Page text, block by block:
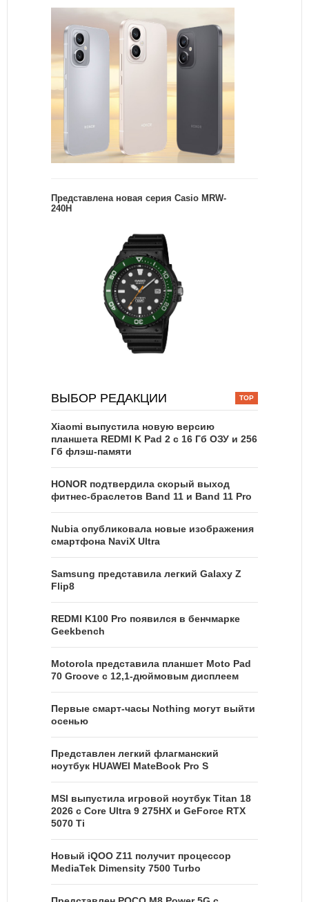
Представлена новая серия Casio MRW-
240H
ВЫБОР РЕДАКЦИИ
Xiaomi выпустила новую версию
планшета REDMI K Pad 2 с 16 Гб ОЗУ и 256
Гб флэш-памяти
HONOR подтвердила скорый выход
фитнес-браслетов Band 11 и Band 11 Pro
Nubia опубликовала новые изображения
смартфона NaviX Ultra
Samsung представила легкий Galaxy Z
Flip8
REDMI K100 Pro появился в бенчмарке
Geekbench
Motorola представила планшет Moto Pad
70 Groove с 12,1-дюймовым дисплеем
Первые смарт-часы Nothing могут выйти
осенью
Представлен легкий флагманский
ноутбук HUAWEI MateBook Pro S
MSI выпустила игровой ноутбук Titan 18
2026 с Core Ultra 9 275HX и GeForce RTX
5070 Ti
Новый iQOO Z11 получит процессор
MediaTek Dimensity 7500 Turbo